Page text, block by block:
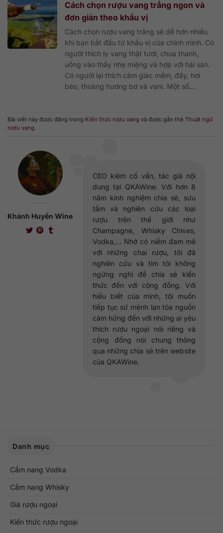
Cách chọn rượu vang trắng ngon và
đơn giản theo khẩu vị
Cách chọn rượu vang trắng sẽ dễ hơn nhiều
khi bạn bắt đầu từ khẩu vị của chính mình. Có
người thích ly vang thật tươi, chua thanh,
uống vào thấy nhẹ miệng và hợp với hải sản.
Có người lại thích cảm giác mềm, đầy, hơi
béo, thoảng hương bơ và vani. Một số...
Bài viết này được đăng trong Kiến thức rượu vang và được gắn thẻ Thuật ngữ
rượu vang.
Khánh Huyền Wine
CEO kiêm cố vấn, tác giả nội
dung tại QKAWine. Với hơn 8
năm kinh nghiệm chia sẻ, sưu
tầm và nghiên cứu các loại
rượu trên thế giới như
Champagne, Whisky Chivas,
Vodka,... Nhờ có niềm đam mê
với những chai rượu, tôi đã
nghiên cứu và tìm tòi không
ngừng nghỉ để chia sẻ kiến
thức đến với cộng đồng. Với
hiểu biết của mình, tôi muốn
tiếp tục sứ mệnh lan tỏa nguồn
cảm hứng đến với những ai yêu
thích rượu ngoại nói riêng và
cộng đồng nói chung thông
qua những chia sẻ trên website
của QKAWine.
Danh mục
Cẩm nang Vodka
Cẩm nang Whisky
Giá rượu ngoại
Kiến thức rượu ngoại